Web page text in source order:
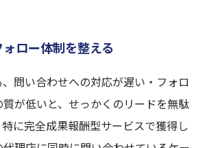
ロー体制を整える
問い合わせへの対応が遅い・フォロ
が低いと、せっかくのリードを無駄
に完全成果報酬型サービスで獲得し